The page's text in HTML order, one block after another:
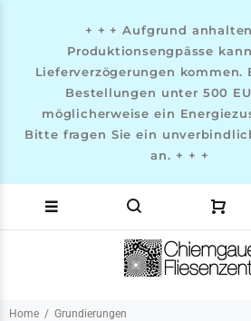
+ + + Aufgrund
Produktionsengpässe
Lieferverzögerungen kommen.
Bestellungen unter 500
möglicherweise ein
Bitte fragen Sie ein
an. + + +
Home Grundierungen